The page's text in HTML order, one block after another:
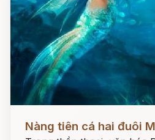
Nàng tiên cá hai đuôi